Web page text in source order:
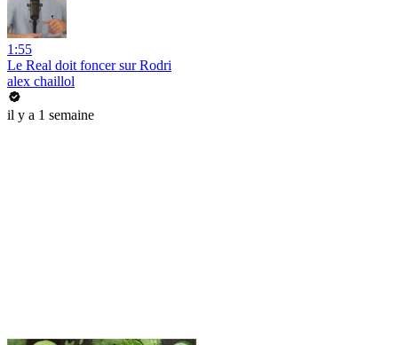
1:55
Le Real doit foncer sur Rodri
alex chaillol
il y a 1 semaine